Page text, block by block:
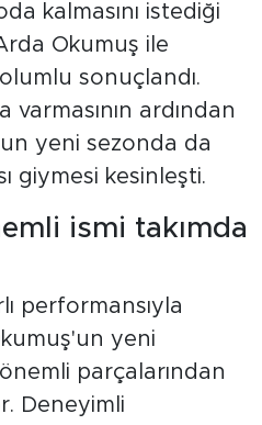
kalmasını istediği
Okumuş ile
sonuçlandı.
varmasının ardından
yeni sezonda da
giymesi kesinleşti.
ismi takımda
performansıyla
yeni
parçalarından
Deneyimli